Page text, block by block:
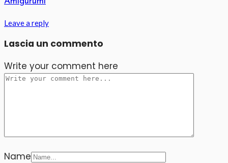
Leave a reply
Lascia un commento
Write your comment here
Name